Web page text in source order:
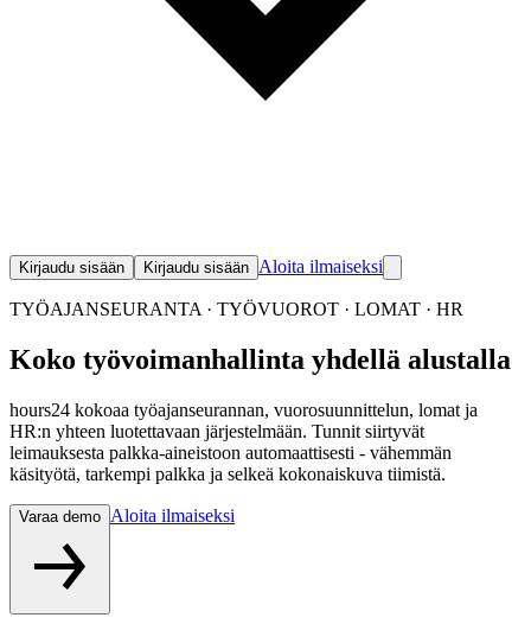
Kirjaudu sisään Kirjaudu sisään Aloita ilmaiseksi
TYÖAJANSEURANTA · TYÖVUOROT · LOMAT · HR
Koko työvoimanhallinta yhdellä alustalla
hours24 kokoaa työajanseurannan, vuorosuunnittelun, lomat ja
HR:n yhteen luotettavaan järjestelmään. Tunnit siirtyvät
leimauksesta palkka-aineistoon automaattisesti - vähemmän
käsityötä, tarkempi palkka ja selkeä kokonaiskuva tiimistä.
Varaa demo Aloita ilmaiseksi